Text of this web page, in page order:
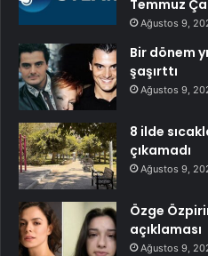
Temmuz
Ağustos 9,
Bir dönem
şaşırttı
Ağustos 9,
8 ilde
çıkamadı
Ağustos 9,
Özge
açıklaması
Ağustos 9,